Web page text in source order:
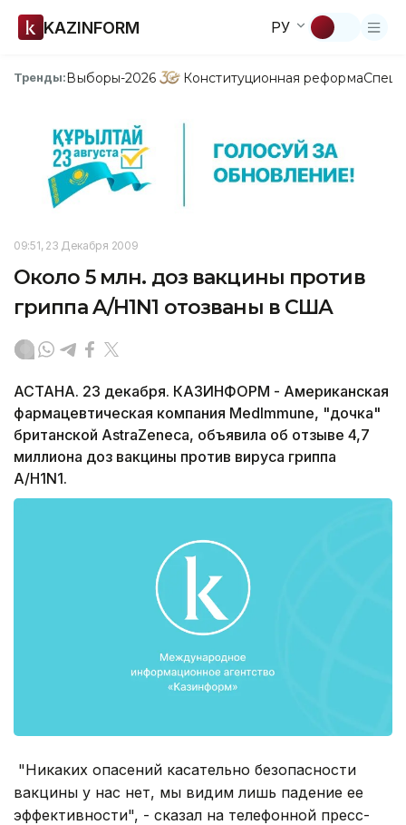
KAZINFORM РУ
Тренды:Выборы-2026 Конституционная реформа
09:51, 23 Декабря 2009
Около 5 млн. доз вакцины против
гриппа A/H1N1 отозваны в США
АСТАНА. 23 декабря. КАЗИНФОРМ - Американская
фармацевтическая компания MedImmune, "дочка"
британской AstraZeneca, объявила об отзыве 4,7
миллиона доз вакцины против вируса гриппа
A/H1N1.
"Никаких опасений касательно безопасности
вакцины у нас нет, мы видим лишь падение ее
эффективности", - сказал на телефонной пресс-